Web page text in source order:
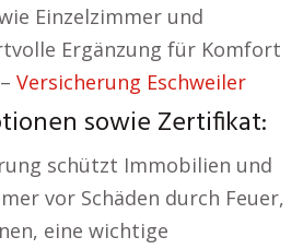
Einzelzimmer und
Ergänzung für Komfort
Versicherung Eschweiler
sowie Zertifikat:
schützt Immobilien und
vor Schäden durch Feuer,
eine wichtige